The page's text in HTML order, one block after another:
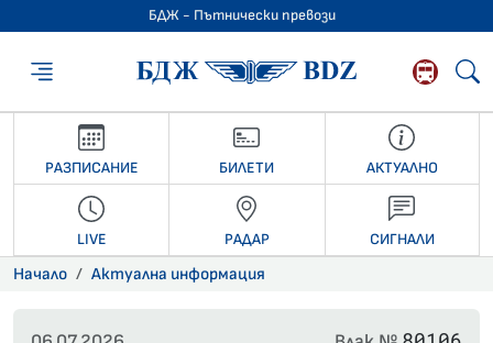
БДЖ - Пътнически превози
БДЖ -
РАЗПИСАНИЕ БИЛЕТИ АКТУАЛНО
LIVE РАДАР СИГНАЛИ
Начало Актуална информация